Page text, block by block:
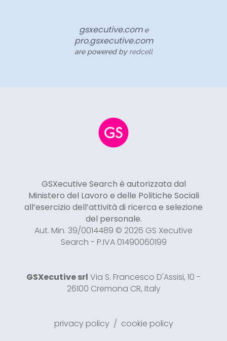
gsxecutive.come
pro.gsxecutive.com
are powered by redcell
GSXecutive Search è autorizzata dal
Ministero del Lavoro e delle Politiche Sociali
all’esercizio dell’attività di ricerca e selezione
del personale.
Aut. Min. 39/0014489 © 2026 GS Xecutive
Search - P.IVA 01490060199
GSXecutive srl Via S. Francesco D'Assisi, 10 -
26100 Cremona CR, Italy
privacy policy/ cookie policy